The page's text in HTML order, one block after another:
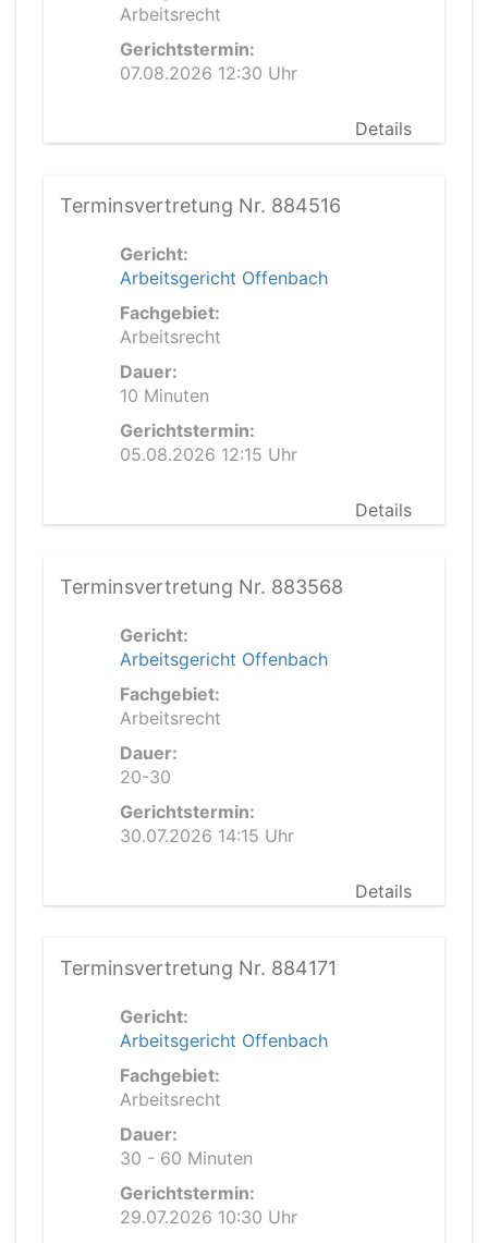
Arbeitsrecht
Gerichtstermin:
07.08.2026 12:30 Uhr
Details
Terminsvertretung Nr. 884516
Gericht:
Arbeitsgericht Offenbach
Fachgebiet:
Arbeitsrecht
Dauer:
10 Minuten
Gerichtstermin:
05.08.2026 12:15 Uhr
Details
Terminsvertretung Nr. 883568
Gericht:
Arbeitsgericht Offenbach
Fachgebiet:
Arbeitsrecht
Dauer:
20-30
Gerichtstermin:
30.07.2026 14:15 Uhr
Details
Terminsvertretung Nr. 884171
Gericht:
Arbeitsgericht Offenbach
Fachgebiet:
Arbeitsrecht
Dauer:
30 - 60 Minuten
Gerichtstermin:
29.07.2026 10:30 Uhr